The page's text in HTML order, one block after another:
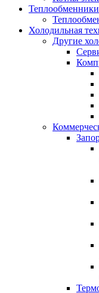
Теплообменники
Холодильная
Другие